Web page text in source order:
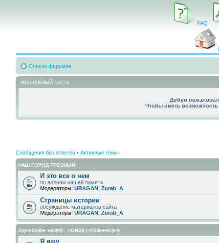
FAQ
Список форумов
УВАЖАЕМЫЙ ГОСТЬ
Добро
Чтобы иметь возможность
Сообщения без ответов • Активные темы
НАШ ГОРОД ГРОЗНЫЙ
И это все о нем
по волнам нашей памяти
Модераторы: URAGAN Zurab_A
Страницы истории
обсуждение материалов сайта
Модераторы: URAGAN Zurab_A
АДРЕСНОЕ БЮРО - ПОИСК ГРОЗНЕНЦЕВ
Я ищу